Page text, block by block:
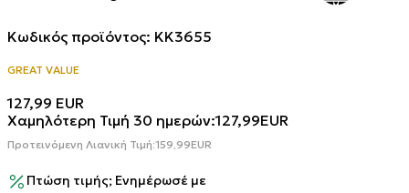
Κωδικός προϊόντος: KK3655
GREAT VALUE
127,99 EUR
Χαμηλότερη Τιμή 30 ημερών:127,99EUR
Προτεινόμενη Λιανική Τιμή:159,99EUR
Πτώση τιμής; Ενημέρωσέ με